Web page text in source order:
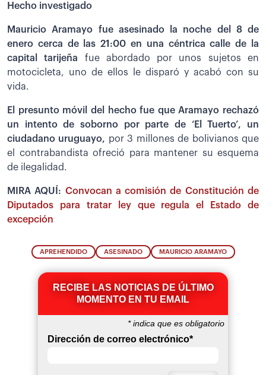
Hecho investigado
Mauricio Aramayo fue asesinado la noche del 8 de
enero cerca de las 21:00 en una céntrica calle de la
capital tarijeña fue abordado por unos sujetos en
motocicleta, uno de ellos le disparó y acabó con su
vida.
El presunto móvil del hecho fue que Aramayo rechazó
un intento de soborno por parte de ‘El Tuerto’, un
ciudadano uruguayo, por 3 millones de bolivianos que
el contrabandista ofreció para mantener su esquema
de ilegalidad.
MIRA AQUÍ: Convocan a comisión de Constitución de
Diputados para tratar ley que regula el Estado de
excepción
APREHENDIDO ASESINADO MAURICIO ARAMAYO
RECIBE LAS NOTICIAS DE ÚLTIMO
MOMENTO EN TU EMAIL
*indica que es obligatorio
Dirección de correo electrónico*